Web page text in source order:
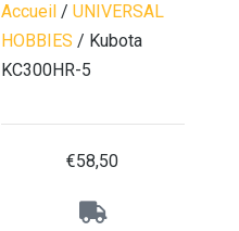
Accueil/ UNIVERSAL
HOBBIES / Kubota
KC300HR-5
€58,50